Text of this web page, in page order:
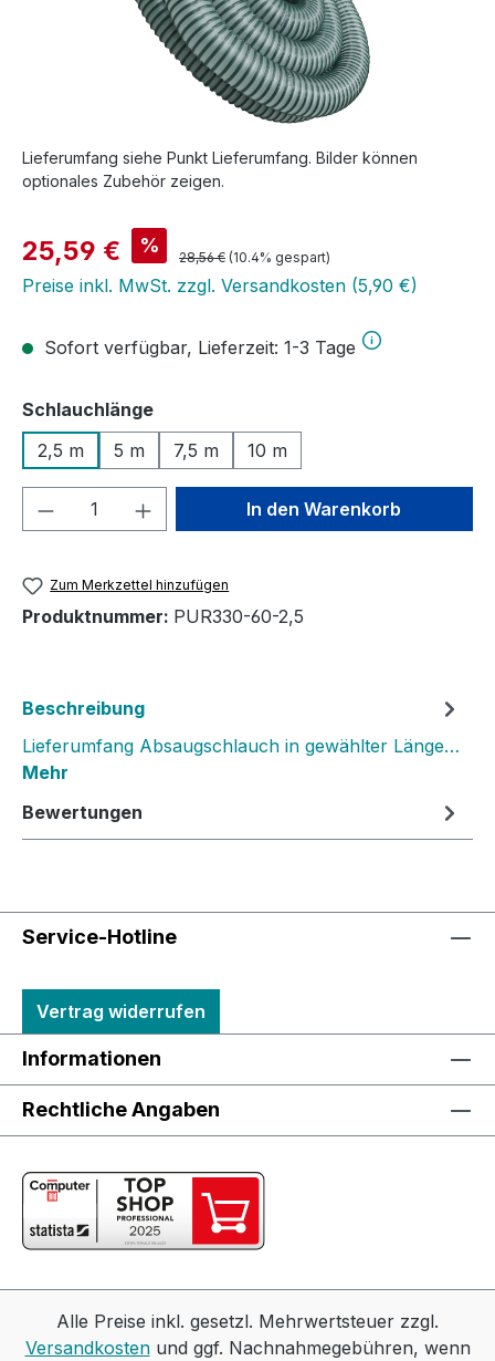
Lieferumfang siehe Punkt Lieferumfang. Bilder können
optionales Zubehör zeigen.
Verkaufspreis:
25,59 € % Regulärer Preis:
28,56 € (10.4% gespart)
Preise inkl. MwSt. zzgl. Versandkosten (5,90 €)
Sofort verfügbar, Lieferzeit: 1-3 Tage
Schlauchlängeauswählen
2,5 m
5 m 7,5 m 10 m
Produkt Anzahl: Gib denIn den Warenkorb
Zum Merkzettel hinzufügen
Produktnummer: PUR330-60-2,5
Beschreibung
Lieferumfang Absaugschlauch in gewählter Länge…
Mehr
Bewertungen
Service-Hotline
Vertrag widerrufen
Informationen
Rechtliche Angaben
Alle Preise inkl. gesetzl. Mehrwertsteuer zzgl.
Versandkostenund ggf. Nachnahmegebühren, wenn